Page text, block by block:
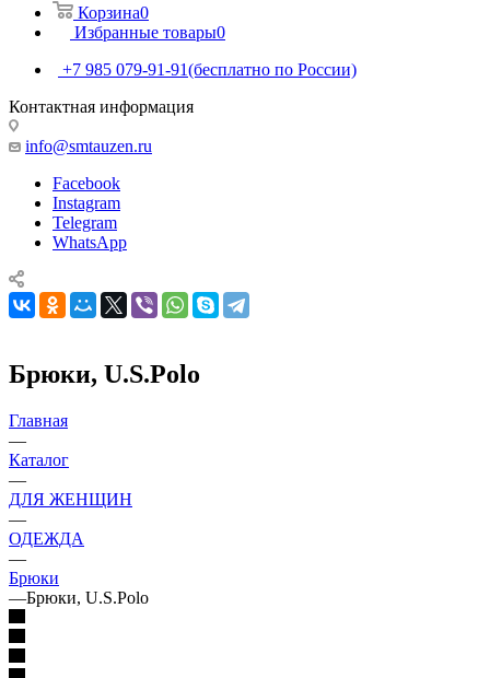
Корзина0
Избранные товары0
+7 985 079-91-91(бесплатно по России)
Контактная информация
info@smtauzen.ru
Facebook
Instagram
Telegram
WhatsApp
Брюки, U.S.Polo
Главная
—
Каталог
—
ДЛЯ ЖЕНЩИН
—
ОДЕЖДА
—
Брюки
—Брюки, U.S.Polo